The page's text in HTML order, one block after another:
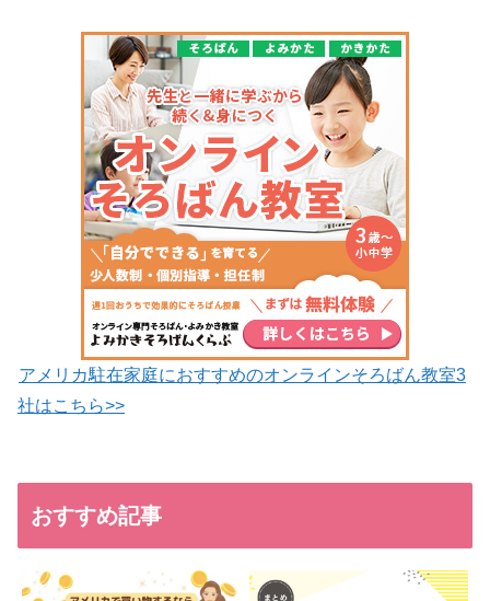
アメリカ駐在家庭におすすめのオンラインそろばん教室3
社はこちら>>
おすすめ記事